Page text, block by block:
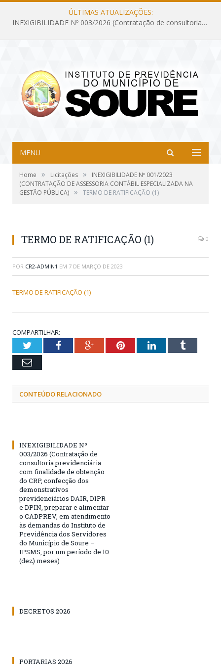
ÚLTIMAS ATUALIZAÇÕES:
INEXIGIBILIDADE Nº 003/2026 (Contratação de consultoria previdenciária com finalidade de obtenção do CRP, confecção dos demonstrativos previdenciários DAIR, DIPR e DPIN, preparar e alimentar o CADPREV, em atendimento às demandas do Instituto de Previdência dos Servidores do Município de Soure – IPSMS, por um período de 10 (dez) meses)
MENU
Home » Licitações »
INEXIGIBILIDADE Nº 001/2023
(CONTRATAÇÃO DE ASSESSORIA CONTÁBIL ESPECIALIZADA NA
GESTÃO PÚBLICA) » TERMO DE RATIFICAÇÃO (1)
TERMO DE RATIFICAÇÃO (1) 0
POR CR2-ADMIN1 EM 7 DE MARÇO DE 2023
TERMO DE RATIFICAÇÃO (1)
COMPARTILHAR:
TwitterFacebookGoogle+PinterestLinkedInTumblr
Email
CONTEÚDO RELACIONADO
INEXIGIBILIDADE Nº
003/2026 (Contratação de
consultoria previdenciária
com finalidade de obtenção
do CRP, confecção dos
demonstrativos
previdenciários DAIR, DIPR
e DPIN, preparar e alimentar
o CADPREV, em atendimento
às demandas do Instituto de
Previdência dos Servidores
do Município de Soure –
IPSMS, por um período de 10
(dez) meses)
DECRETOS 2026
PORTARIAS 2026